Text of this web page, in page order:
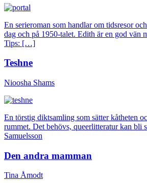
En serieroman som handlar om tidsresor
dag och på 1950-talet. Edith är en god vän
Tips: […]
Teshne
Nioosha Shams
En törstig diktsamling som sätter kåtheten
rummet. Det behövs, queerlitteratur kan bli
Samuelsson
Den andra mamman
Tina Åmodt